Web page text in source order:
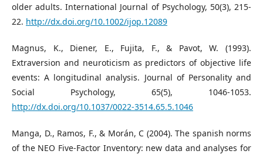
older adults. International Journal of Psychology, 50(3), 215-
22. http://dx.doi.org/10.1002/ijop.12089
Magnus, K., Diener, E., Fujita, F., & Pavot, W. (1993).
Extraversion and neuroticism as predictors of objective life
events: A longitudinal analysis. Journal of Personality and
Social Psychology, 65(5), 1046-1053.
http://dx.doi.org/10.1037/0022-3514.65.5.1046
Manga, D., Ramos, F., & Morán, C (2004). The spanish norms
of the NEO Five-Factor Inventory: new data and analyses for